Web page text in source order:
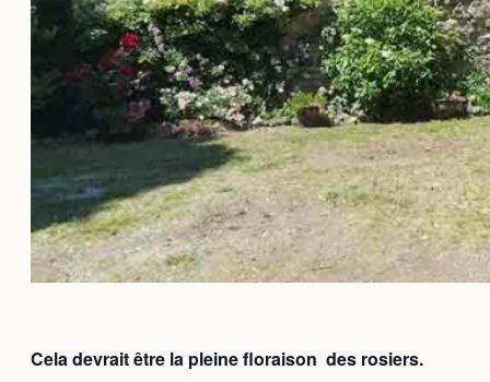
Cela devrait être la pleine floraison des rosiers.